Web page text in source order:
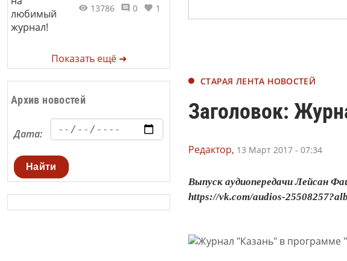
13786
0 1
Показать ещё ➜
Архив новостей
Дата:
Найти
СТАРАЯ ЛЕНТА НОВОСТЕЙ
Заголовок:
Редактор, 13 Март 2017 - 07:34
Выпуск аудиопередачи Лейсан
https://vk.com/audios-